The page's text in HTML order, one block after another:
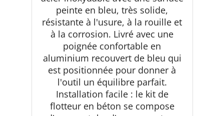
peinte en bleu, très solide,
résistante à l'usure, à la rouille et
à la corrosion. Livré avec une
poignée confortable en
aluminium recouvert de bleu qui
est positionnée pour donner à
l'outil un équilibre parfait.
Installation facile : le kit de
flotteur en béton se compose